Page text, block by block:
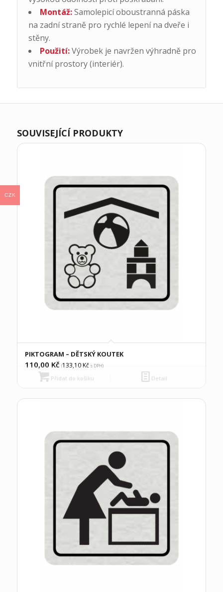
Montáž:Samolepicí oboustranná páska
na zadní straně pro rychlé lepení na dveře i
stěny.
Použití:Výrobek je navržen výhradně pro
vnitřní prostory (interiér).
SOUVISEJÍCÍ PRODUKTY
PIKTOGRAM – DĚTSKÝ KOUTEK
110,00 Kč (133,10Kčs DPH)
Přidat do košíku Detail
CZK